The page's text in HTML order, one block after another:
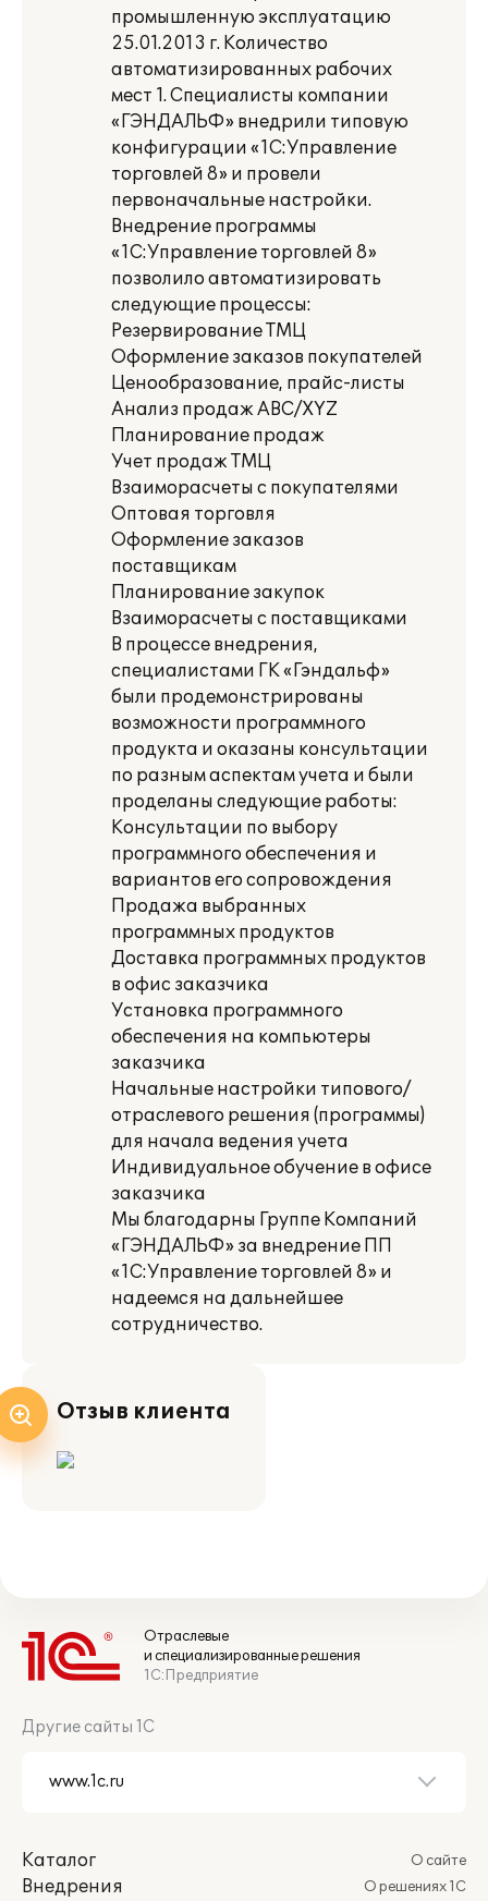
промышленную эксплуатацию
25.01.2013 г. Количество
автоматизированных рабочих
мест 1. Специалисты компании
«ГЭНДАЛЬФ» внедрили типовую
конфигурации «1С:Управление
торговлей 8» и провели
первоначальные настройки.
Внедрение программы
«1С:Управление торговлей 8»
позволило автоматизировать
следующие процессы:
Резервирование ТМЦ
Оформление заказов покупателей
Ценообразование, прайс-листы
Анализ продаж ABC/XYZ
Планирование продаж
Учет продаж ТМЦ
Взаиморасчеты с покупателями
Оптовая торговля
Оформление заказов
поставщикам
Планирование закупок
Взаиморасчеты с поставщиками
В процессе внедрения,
специалистами ГК «Гэндальф»
были продемонстрированы
возможности программного
продукта и оказаны консультации
по разным аспектам учета и были
проделаны следующие работы:
Консультации по выбору
программного обеспечения и
вариантов его сопровождения
Продажа выбранных
программных продуктов
Доставка программных продуктов
в офис заказчика
Установка программного
обеспечения на компьютеры
заказчика
Начальные настройки типового/
отраслевого решения (программы)
для начала ведения учета
Индивидуальное обучение в офисе
заказчика
Мы благодарны Группе Компаний
«ГЭНДАЛЬФ» за внедрение ПП
«1С:Управление торговлей 8» и
надеемся на дальнейшее
сотрудничество.
Отзыв клиента
Отраслевые
и специализированные решения
1С:Предприятие
Другие сайты 1С
Каталог
Внедрения
О сайте
О решениях 1С